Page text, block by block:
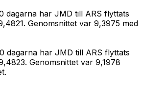
dagarna har JMD till ARS flyttats
Genomsnittet var 9,3975 med
dagarna har JMD till ARS flyttats
Genomsnittet var 9,1978